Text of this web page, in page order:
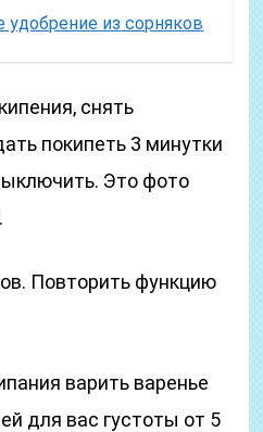
удобрение из сорняков
снять
покипеть 3 минутки
Это фото
Повторить функцию
варить варенье
для вас густоты от 5